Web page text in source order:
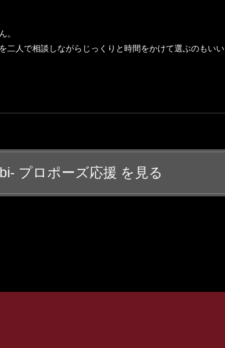
。
人で相談しながらじっくりと時間をかけて選ぶのもいい
プロポーズ応援 を見る